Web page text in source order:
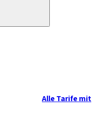
Alle Tarife mit